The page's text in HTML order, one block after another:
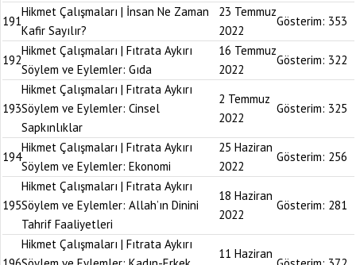
191
Hikmet Çalışmaları | İnsan Ne Zaman
Kafir Sayılır?
23 Temmuz
2022
Gösterim: 353
192
Hikmet Çalışmaları | Fıtrata Aykırı
Söylem ve Eylemler: Gıda
16 Temmuz
2022
Gösterim: 322
193
Hikmet Çalışmaları | Fıtrata Aykırı
Söylem ve Eylemler: Cinsel
Sapkınlıklar
2 Temmuz
2022
Gösterim: 325
194
Hikmet Çalışmaları | Fıtrata Aykırı
Söylem ve Eylemler: Ekonomi
25 Haziran
2022
Gösterim: 256
195
Hikmet Çalışmaları | Fıtrata Aykırı
Söylem ve Eylemler: Allah’ın Dinini
Tahrif Faaliyetleri
18 Haziran
2022
Gösterim: 281
Hikmet Çalışmaları | Fıtrata Aykırı
11 Haziran